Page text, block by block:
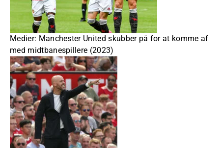
Medier: Manchester United skubber på for at komme af
med midtbanespillere (2023)